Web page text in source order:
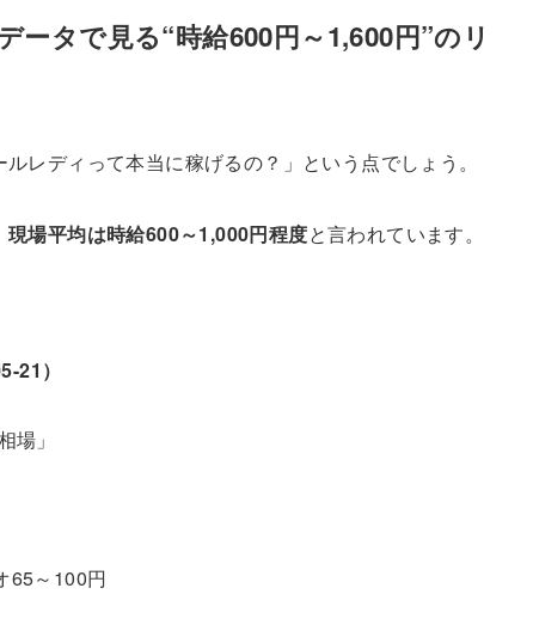
ータで見る“時給600円～1,600円”のリ
レディって本当に稼げるの？」という点でしょう。
現場平均は時給600～1,000円程度と言われています。
21）
場」
65～100円